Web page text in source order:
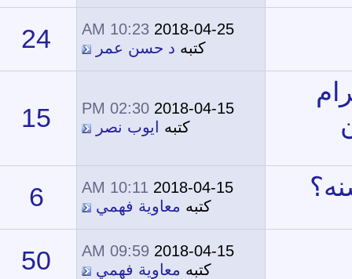
10:23 AM
د حسن عمر 24
18,530
2018-04-15
02:30 PM
15
25,619
2018-04-15
10:11 AM
معاوية فهمي 6
16,176
09:59 AM
معاوية فهمي 50
39,333